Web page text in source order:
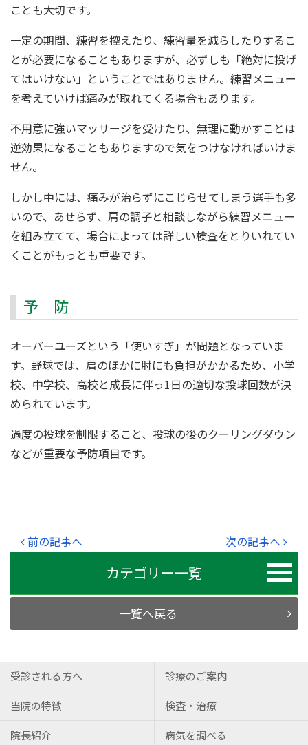
ことも大切です。
一定の期間、練習を控えたり、練習量を減らしたりするこ
とが必要になることもありますが、必ずしも「絶対に投げ
てはいけない」ということではありません。練習メニュー
を考えていけば痛みが取れてくる場合もあります。
不用意に強いマッサージを受けたり、無理に動かすことは
逆効果になることもありますので気をつけなければいけま
せん。
しかし中には、痛みが治らずにこじらせてしまう選手も多
いので、あせらず、肩の調子と相談しながら練習メニュー
を組み立てて、場合によっては詳しい検査をとりいれてい
くことがもっとも重要です。
予 防
オーバーユーズという「使いすぎ」が問題となっていま
す。野球では、肩のほかに肘にも負担がかかるため、小学
校、中学校、高校と成長に伴っ1日の適切な投球回数が決
められています。
過度の投球を制限すること、投球の後のクーリングダウン
などが重要な予防項目です。
前の記事へ 次の記事へ
カテゴリー一覧
一覧へ戻る
受診される方へ 診療のご案内
当院の特徴 検査・治療
院長紹介 病気を調べる